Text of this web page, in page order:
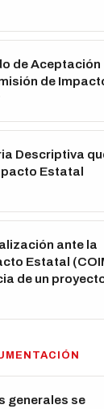
de Aceptación
de
Descriptiva
Estatal
ante la
Estatal
de un
generales se